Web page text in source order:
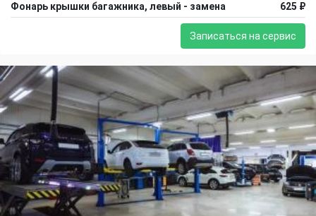
Фонарь крышки багажника, левый - замена 625 ₽
Записаться на сервис